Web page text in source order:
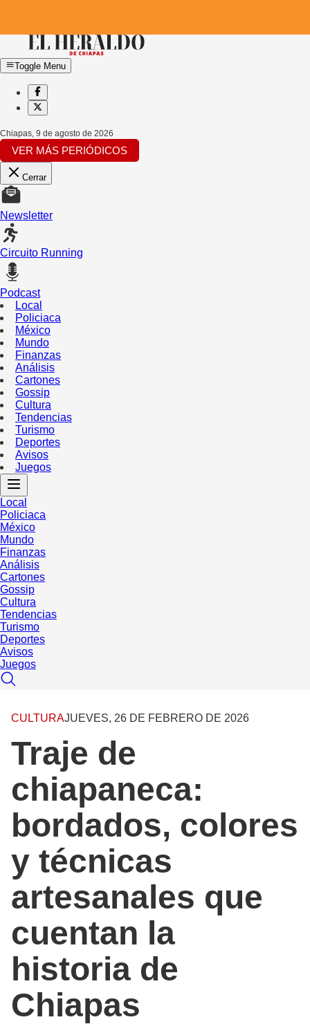
Toggle Menu
Chiapas, 9 de agosto de 2026
VER MÁS PERIÓDICOS
Cerrar
Newsletter
Circuito Running
Podcast
Local
Policiaca
México
Mundo
Finanzas
Análisis
Cartones
Gossip
Cultura
Tendencias
Turismo
Deportes
Avisos
Juegos
Local
Policiaca
México
Mundo
Finanzas
Análisis
Cartones
Gossip
Cultura
Tendencias
Turismo
Deportes
Avisos
Juegos
CULTURAJUEVES, 26 DE FEBRERO DE 2026
Traje de
chiapaneca:
bordados, colores
y técnicas
artesanales que
cuentan la
historia de
Chiapas